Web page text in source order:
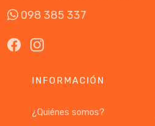
098 385 337
INFORMACIÓN
¿Quiénes somos?